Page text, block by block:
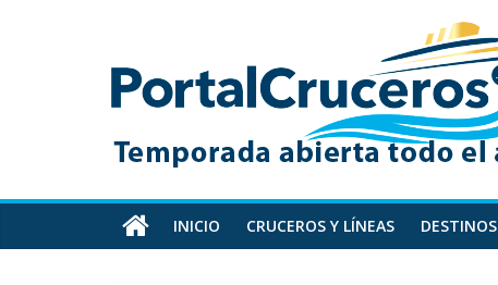
PortalCruceros
Toda
información
cruceros
en
un
INICIO CRUCEROS Y LÍNEAS DESTINOS